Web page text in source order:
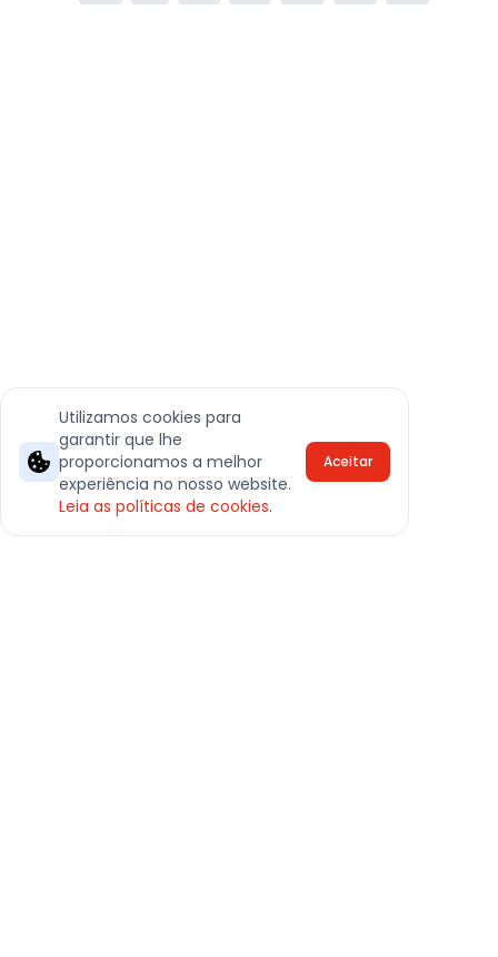
Utilizamos cookies para
garantir que lhe
proporcionamos a melhor
experiência no nosso website.
Leia as políticas de cookies.
Aceitar